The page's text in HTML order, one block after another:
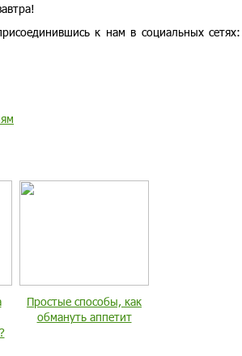
к нам в социальных сетях:
Простые способы, как
обмануть аппетит